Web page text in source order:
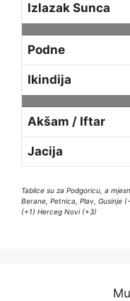
Izlazak Sunca
Podne
Ikindija
Akšam / Iftar
Jacija
Tablice su za Podgoricu, a
Berane, Petnica, Plav, Gusinje
(+1) Herceg Novi (+3)